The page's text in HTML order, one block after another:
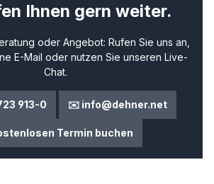
Ihnen gern weiter.
oder Angebot: Rufen Sie uns an,
E-Mail oder nutzen Sie unseren Live-
Chat.
913-0 ✉️ info@dehner.net
Termin buchen